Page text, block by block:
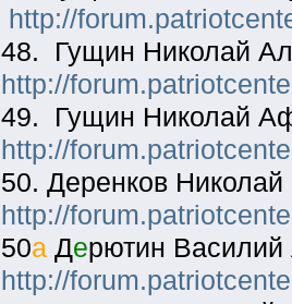
http://
48. Гущин Николай
http://
49. Гущин Николай
http://
50. Деренков
http://
50аДерютин
http://